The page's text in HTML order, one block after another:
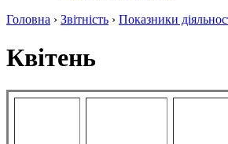
Головна › Звітність › Показники
Квітень